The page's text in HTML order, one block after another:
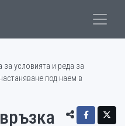
условията и реда за
под наем в